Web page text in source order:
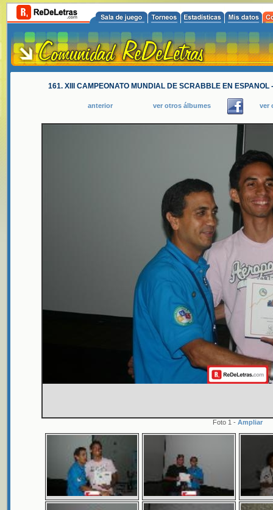
161. XIII CAMPEONATO MUNDIAL DE SCRABBLE EN
anterior ver otros álbumes ver
Foto 1 - Ampliar